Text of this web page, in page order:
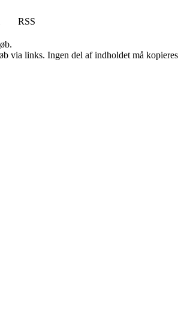
RSS
via links. Ingen del af indholdet må